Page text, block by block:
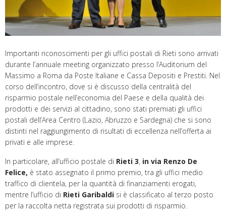
Importanti riconoscimenti per gli uffici postali di Rieti sono arrivati
durante l’annuale meeting organizzato presso l’Auditorium del
Massimo a Roma da Poste Italiane e Cassa Depositi e Prestiti. Nel
corso dell’incontro, dove si è discusso della centralità del
risparmio postale nell’economia del Paese e della qualità dei
prodotti e dei servizi al cittadino, sono stati premiati gli uffici
postali dell’Area Centro (Lazio, Abruzzo e Sardegna) che si sono
distinti nel raggiungimento di risultati di eccellenza nell’offerta ai
privati e alle imprese.
In particolare, all’ufficio postale di Rieti 3, in via Renzo De
Felice, è stato assegnato il primo premio, tra gli uffici medio
traffico di clientela, per la quantità di finanziamenti erogati,
mentre l’ufficio di Rieti Garibaldi si è classificato al terzo posto
per la raccolta netta registrata sui prodotti di risparmio.